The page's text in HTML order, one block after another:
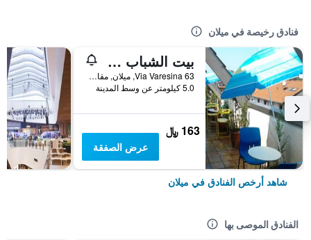
فنادق رخيصة في ميلان
بيت الشباب ستار
Via Varesina 63, ميلان, مقاطعة ميلانو, إيطاليا
5.0 كيلومتر عن وسط المدينة
163 ﷼
عرض الصفقة
شاهد أرخص الفنادق في ميلان
الفنادق الموصى بها